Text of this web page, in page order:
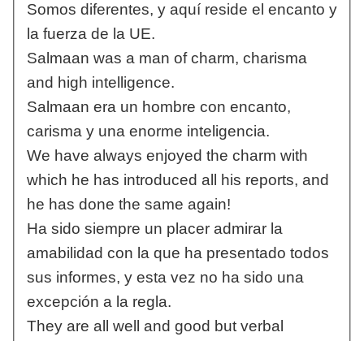
Somos diferentes, y aquí reside el encanto y
la fuerza de la UE.
Salmaan was a man of charm, charisma
and high intelligence.
Salmaan era un hombre con encanto,
carisma y una enorme inteligencia.
We have always enjoyed the charm with
which he has introduced all his reports, and
he has done the same again!
Ha sido siempre un placer admirar la
amabilidad con la que ha presentado todos
sus informes, y esta vez no ha sido una
excepción a la regla.
They are all well and good but verbal